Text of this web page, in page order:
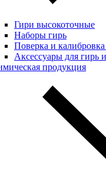
Гири высокоточные
Наборы гирь
Поверка и
Аксессуары для гирь
продукция